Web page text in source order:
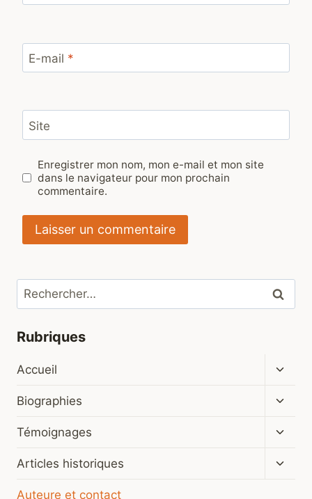
E-mail *
Site
Enregistrer mon nom, mon e-mail et mon site
dans le navigateur pour mon prochain
commentaire.
Rechercher :
Rubriques
Accueil
menu
Biographies
menu
Témoignages
menu
Articles historiques
Auteure et contact